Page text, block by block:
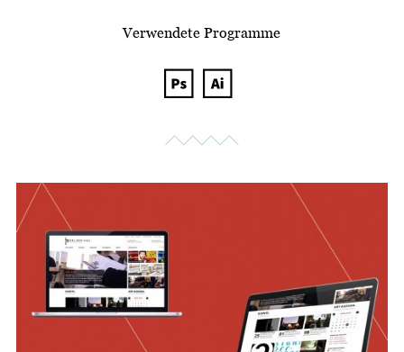
Verwendete Programme